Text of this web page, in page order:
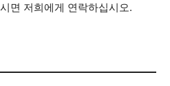
면 저희에게 연락하십시오.